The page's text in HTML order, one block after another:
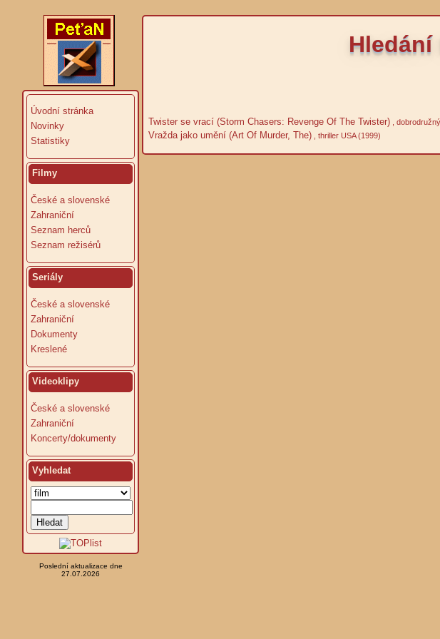
Úvodní stránka
Novinky
Statistiky
Filmy
České a slovenské
Zahraniční
Seznam herců
Seznam režisérů
Seriály
České a slovenské
Zahraniční
Dokumenty
Kreslené
Videoklipy
České a slovenské
Zahraniční
Koncerty/dokumenty
Vyhledat
Poslední aktualizace dne
27.07.2026
Twister se vrací (Storm Chasers: Revenge Of The Twister) ,
Vražda jako umění (Art Of Murder, The) , thriller USA (1999)